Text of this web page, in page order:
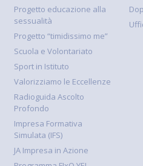
Progetto educazione alla
sessualità
Progetto “timidissimo me”
Scuola e Volontariato
Sport in Istituto
Valorizziamo le Eccellenze
Radioguida Ascolto
Profondo
Impresa Formativa
Simulata (IFS)
JA Impresa in Azione